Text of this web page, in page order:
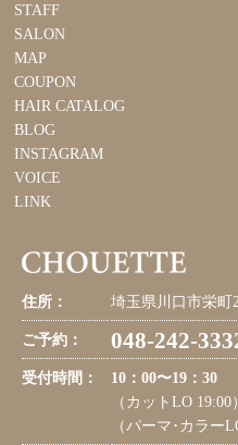
STAFF
SALON
MAP
COUPON
HAIR CATALOG
BLOG
INSTAGRAM
VOICE
LINK
住所： 埼玉県川口市栄町
ご予約： 048-242-
受付時間：
10：00〜19：30
（カットLO 19:00）
（パーマ･カラー